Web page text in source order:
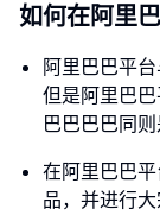
如何在阿里
阿里巴巴平
但是阿里巴
巴巴巴巴同则
在阿里巴巴
品，并进行